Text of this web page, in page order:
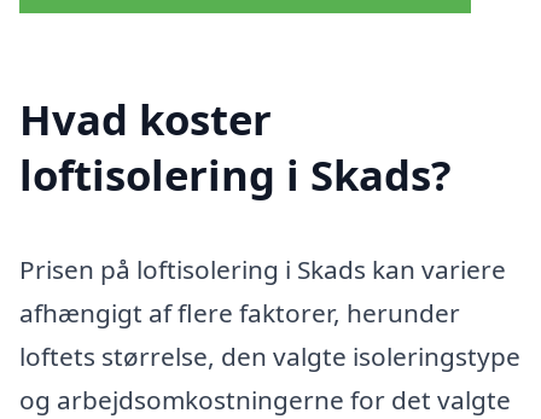
Hvad koster
loftisolering i Skads?
Prisen på loftisolering i Skads kan variere
afhængigt af flere faktorer, herunder
loftets størrelse, den valgte isoleringstype
og arbejdsomkostningerne for det valgte